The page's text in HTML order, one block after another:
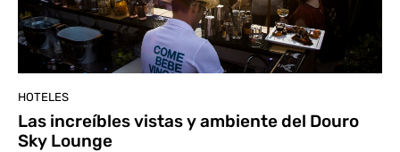
HOTELES
Las increíbles vistas y ambiente del Douro
Sky Lounge